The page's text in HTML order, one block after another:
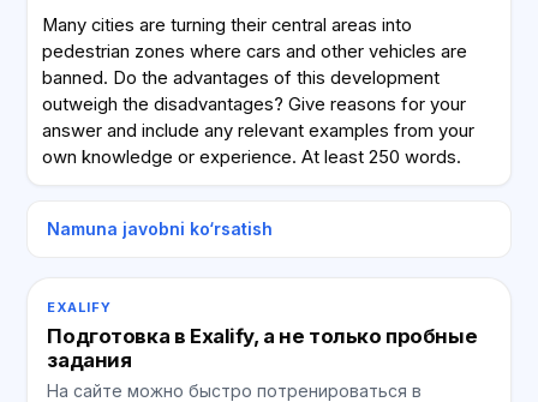
Many cities are turning their central areas into
pedestrian zones where cars and other vehicles are
banned. Do the advantages of this development
outweigh the disadvantages? Give reasons for your
answer and include any relevant examples from your
own knowledge or experience. At least 250 words.
Namuna javobni ko‘rsatish
EXALIFY
Подготовка в Exalify, а не только пробные
задания
На сайте можно быстро потренироваться в